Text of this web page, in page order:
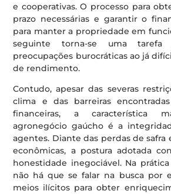
e cooperativas. O processo para
prazo necessárias e garantir o
para manter a propriedade em
seguinte torna-se uma tarefa
preocupações burocráticas ao já
de rendimento.
Contudo, apesar das severas
clima e das barreiras
financeiras, a característica
agronegócio gaúcho é a
agentes. Diante das perdas de safra
econômicas, a postura adotada
honestidade inegociável. Na
não há que se falar na busca por
meios ilícitos para obter